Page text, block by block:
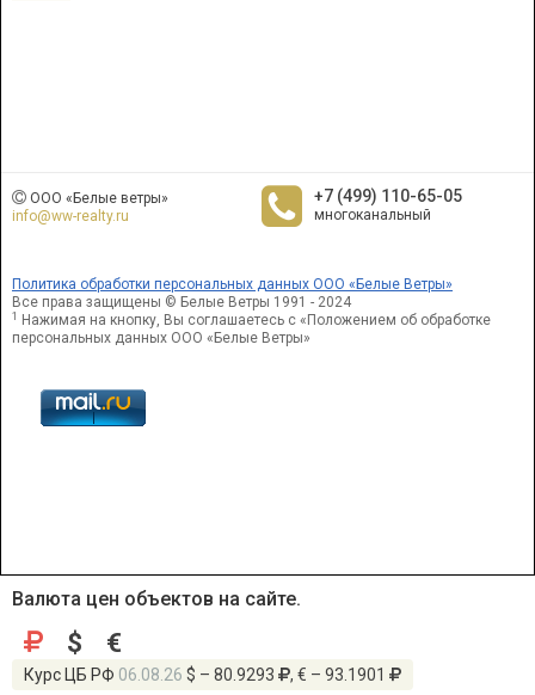
Валюта цен объектов на сайте.
$ €
Курс ЦБ РФ 06.08.26 $ – 80.9293 , € – 93.1901
ООО «Белые ветры»
info@ww-realty.ru
+7 (499) 110-65-05
многоканальный
Политика обработки персональных данных ООО «Белые Ветры»
Все права защищены © Белые Ветры 1991 - 2024
1
Нажимая на кнопку, Вы соглашаетесь с «Положением об обработке
персональных данных ООО «Белые Ветры»